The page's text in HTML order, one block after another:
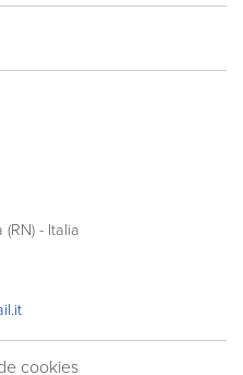
- Italia
cookies​